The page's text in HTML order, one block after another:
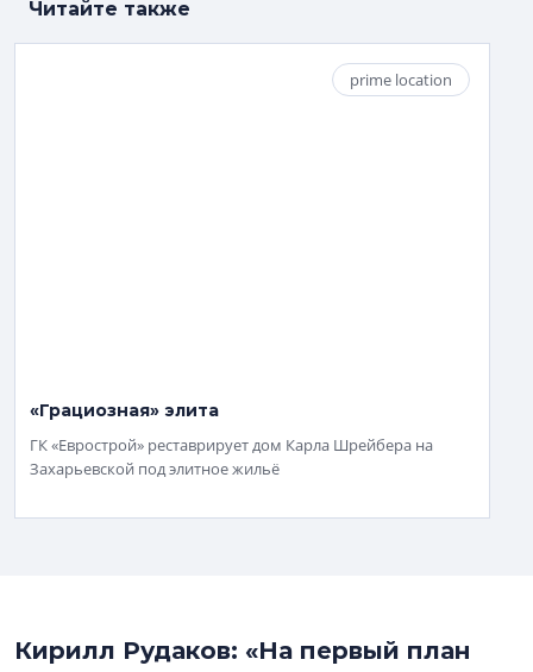
Читайте также
prime location
«Грациозная» элита
ГК «Еврострой» реставрирует дом Карла Шрейбера на
Захарьевской под элитное жильё
Кирилл Рудаков: «На первый план